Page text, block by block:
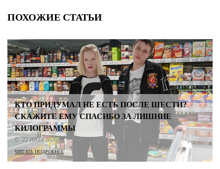
ПОХОЖИЕ СТАТЬИ
КТО ПРИДУМАЛ НЕ ЕСТЬ ПОСЛЕ ШЕСТИ?
СКАЖИТЕ ЕМУ СПАСИБО ЗА ЛИШНИЕ
КИЛОГРАММЫ
22 ИЮЛ 2026
ЧИТАТЬ ПОДРОБНЕЕ